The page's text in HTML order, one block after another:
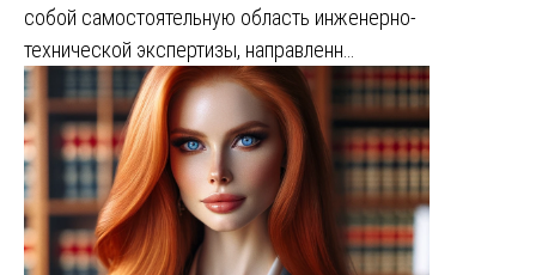
собой самостоятельную область инженерно-
технической экспертизы, направленн…